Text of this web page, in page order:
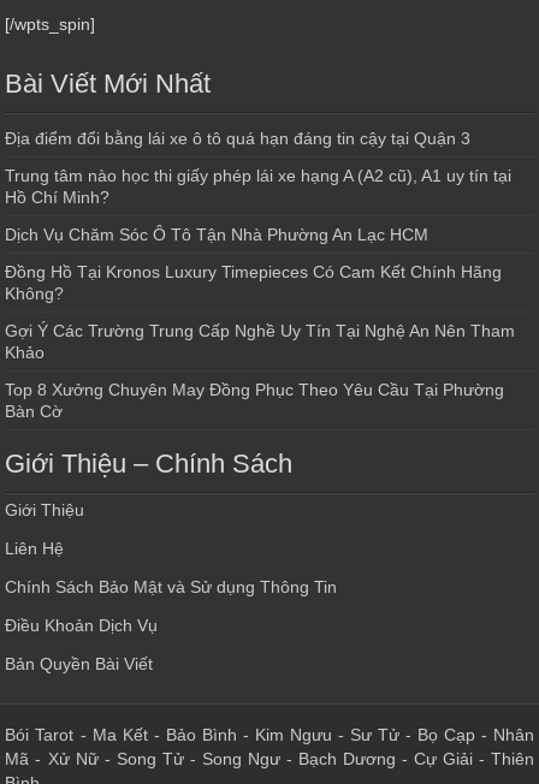
[/wpts_spin]
Bài Viết Mới Nhất
Địa điểm đổi bằng lái xe ô tô quá hạn đáng tin cậy tại Quận 3
Trung tâm nào học thi giấy phép lái xe hạng A (A2 cũ), A1 uy tín tại
Hồ Chí Minh?
Dịch Vụ Chăm Sóc Ô Tô Tận Nhà Phường An Lạc HCM
Đồng Hồ Tại Kronos Luxury Timepieces Có Cam Kết Chính Hãng
Không?
Gợi Ý Các Trường Trung Cấp Nghề Uy Tín Tại Nghệ An Nên Tham
Khảo
Top 8 Xưởng Chuyên May Đồng Phục Theo Yêu Cầu Tại Phường
Bàn Cờ
Giới Thiệu – Chính Sách
Giới Thiệu
Liên Hệ
Chính Sách Bảo Mật và Sử dụng Thông Tin
Điều Khoản Dịch Vụ
Bản Quyền Bài Viết
Bói Tarot - Ma Kết- Bảo Bình - Kim Ngưu - Sư Tử- Bọ Cạp- Nhân
Mã - Xử Nữ- Song Tử- Song Ngư- Bạch Dương - Cự Giải- Thiên